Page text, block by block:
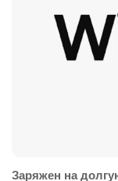
Заряжен на